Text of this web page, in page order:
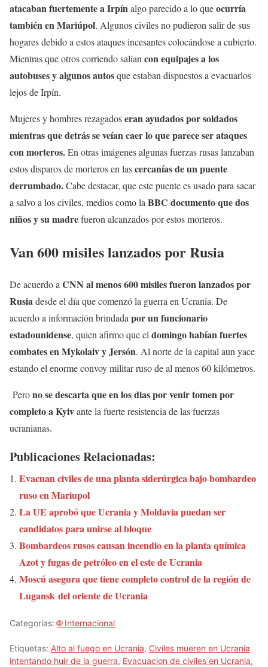
atacaban fuertemente a Irpínalgo parecido a lo queocurría
también en Mariúpol. Algunos civiles no pudieron salir de sus
hogares debido a estos ataques incesantes colocándose a cubierto.
Mientras que otros corriendo salían con equipajes a los
autobuses y algunos autosque estaban dispuestos a evacuarlos
lejos de Irpín.
Mujeres y hombres rezagadoseran ayudados por soldados
mientras que detrás se veían caer lo que parece ser ataques
con morteros.En otras imágenes algunas fuerzas rusas lanzaban
estos disparos de morteros en lascercanías de un puente
derrumbado.Cabe destacar, que este puente es usado para sacar
a salvo a los civiles, medios como la BBC documento que dos
niños y su madrefueron alcanzados por estos morteros.
Van 600 misiles lanzados por Rusia
De acuerdo aCNN al menos 600 misiles fueron lanzados por
Rusiadesde el día que comenzó la guerra en Ucrania. De
acuerdo a información brindadapor un funcionario
estadounidense, quien afirmo que eldomingo habían fuertes
combates en Mykolaiv y Jersón. Al norte de la capital aun yace
estando el enorme convoy militar ruso de al menos 60 kilómetros.
Perono se descarta que en los dias por venir tomen por
completo a Kyivante la fuerte resistencia de las fuerzas
ucranianas.
Publicaciones Relacionadas:
Evacuan civiles de una planta siderúrgica bajo bombardeo
ruso en Mariupol
La UE aprobó que Ucrania y Moldavia puedan ser
candidatos para unirse al bloque
Bombardeos rusos causan incendio en la planta química
Azot y fugas de petróleo en el este de Ucrania
Moscú asegura que tiene completo control de la región de
Lugansk del oriente de Ucrania
Categorías:🌐 Internacional
Etiquetas: Alto al fuego en Ucrania, Civiles mueren en Ucrania
intentando huir de la guerra, Evacuacion de civiles en Ucrania,